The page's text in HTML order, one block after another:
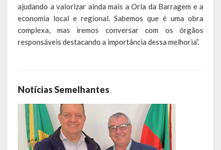
Planos
Concursos
RGF – Relatório de Gestão Fiscal
RREO – Relatório Resumido da Execução Orçamentária
LOA – Lei Orçamentária Anual
ajudando a valorizar ainda mais a Orla da Barragem e a
economia local e regional. Sabemos que é uma obra
complexa, mas iremos conversar com os órgãos
responsáveis destacando a importância dessa melhoria”.
Notícias Semelhantes